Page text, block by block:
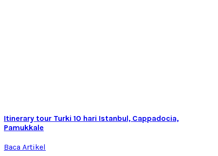
Itinerary tour Turki 10 hari Istanbul, Cappadocia,
Pamukkale
Baca Artikel